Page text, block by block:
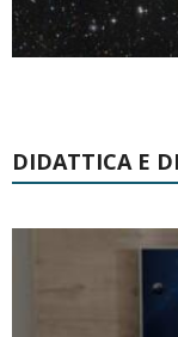
DIDATTICA E